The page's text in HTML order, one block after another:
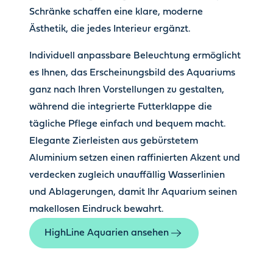
Schränke schaffen eine klare, moderne
Ästhetik, die jedes Interieur ergänzt.
Individuell anpassbare Beleuchtung ermöglicht
es Ihnen, das Erscheinungsbild des Aquariums
ganz nach Ihren Vorstellungen zu gestalten,
während die integrierte Futterklappe die
tägliche Pflege einfach und bequem macht.
Elegante Zierleisten aus gebürstetem
Aluminium setzen einen raffinierten Akzent und
verdecken zugleich unauffällig Wasserlinien
und Ablagerungen, damit Ihr Aquarium seinen
makellosen Eindruck bewahrt.
HighLine Aquarien ansehen